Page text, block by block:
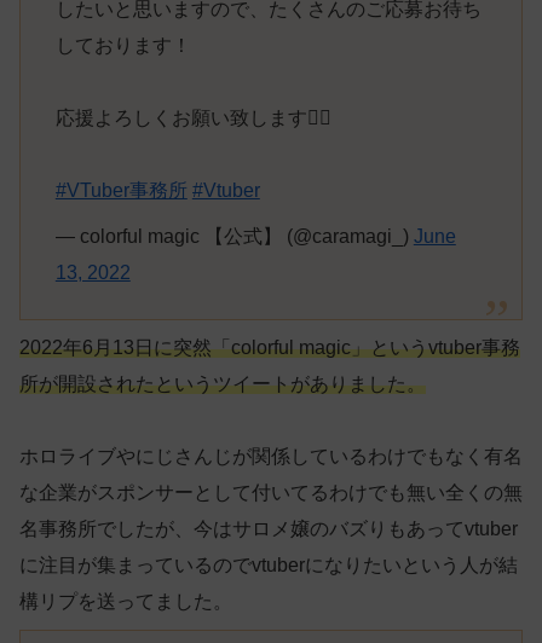
したいと思いますので、たくさんのご応募お待ち
しております！
応援よろしくお願い致します🙇‍♀️
#VTuber事務所 #Vtuber
— colorful magic 【公式】 (@caramagi_) June
13, 2022
2022年6月13日に突然「colorful magic」というvtuber事務
所が開設されたというツイートがありました。
ホロライブやにじさんじが関係しているわけでもなく有名
な企業がスポンサーとして付いてるわけでも無い全くの無
名事務所でしたが、今はサロメ嬢のバズりもあってvtuber
に注目が集まっているのでvtuberになりたいという人が結
構リプを送ってました。